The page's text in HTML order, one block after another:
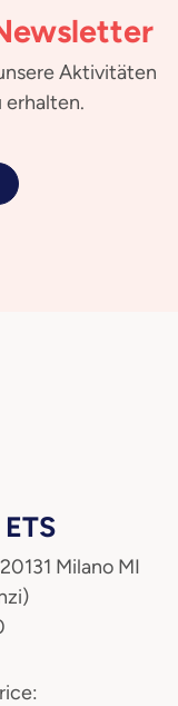
Aktivitäten
erhalten.
Milano MI